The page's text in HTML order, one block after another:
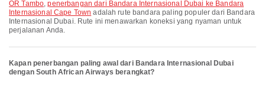
OR Tambo,penerbangan dari Bandara Internasional Dubai ke Bandara
Internasional Cape Town adalah rute bandara paling populer dari Bandara
Internasional Dubai. Rute ini menawarkan koneksi yang nyaman untuk
perjalanan Anda.
Kapan penerbangan paling awal dari Bandara Internasional Dubai
dengan South African Airways berangkat?